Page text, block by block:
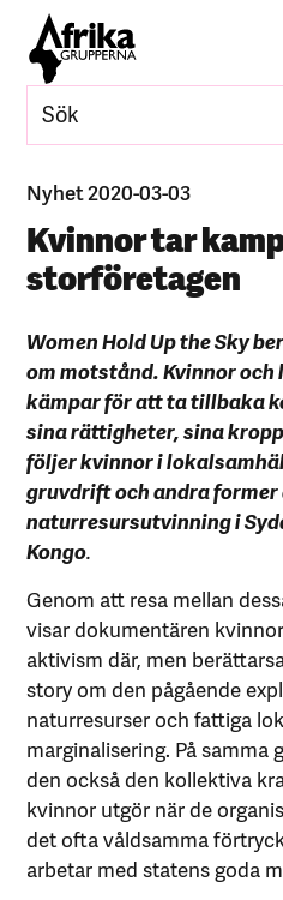
Nyhet 2020-03-03
Kvinnor tar
storföretagen
Women Hold Up the Sky
om motstånd. Kvinnor
kämpar för att ta tillbaka
sina rättigheter, sina
följer kvinnor i
gruvdrift och andra
naturresursutvinning i
Kongo.
Genom att resa mellan
visar dokumentären
aktivism där, men
story om den pågående
naturresurser och fattiga
marginalisering. På samma
den också den kollektiva
kvinnor utgör när de
det ofta våldsamma
arbetar med statens goda